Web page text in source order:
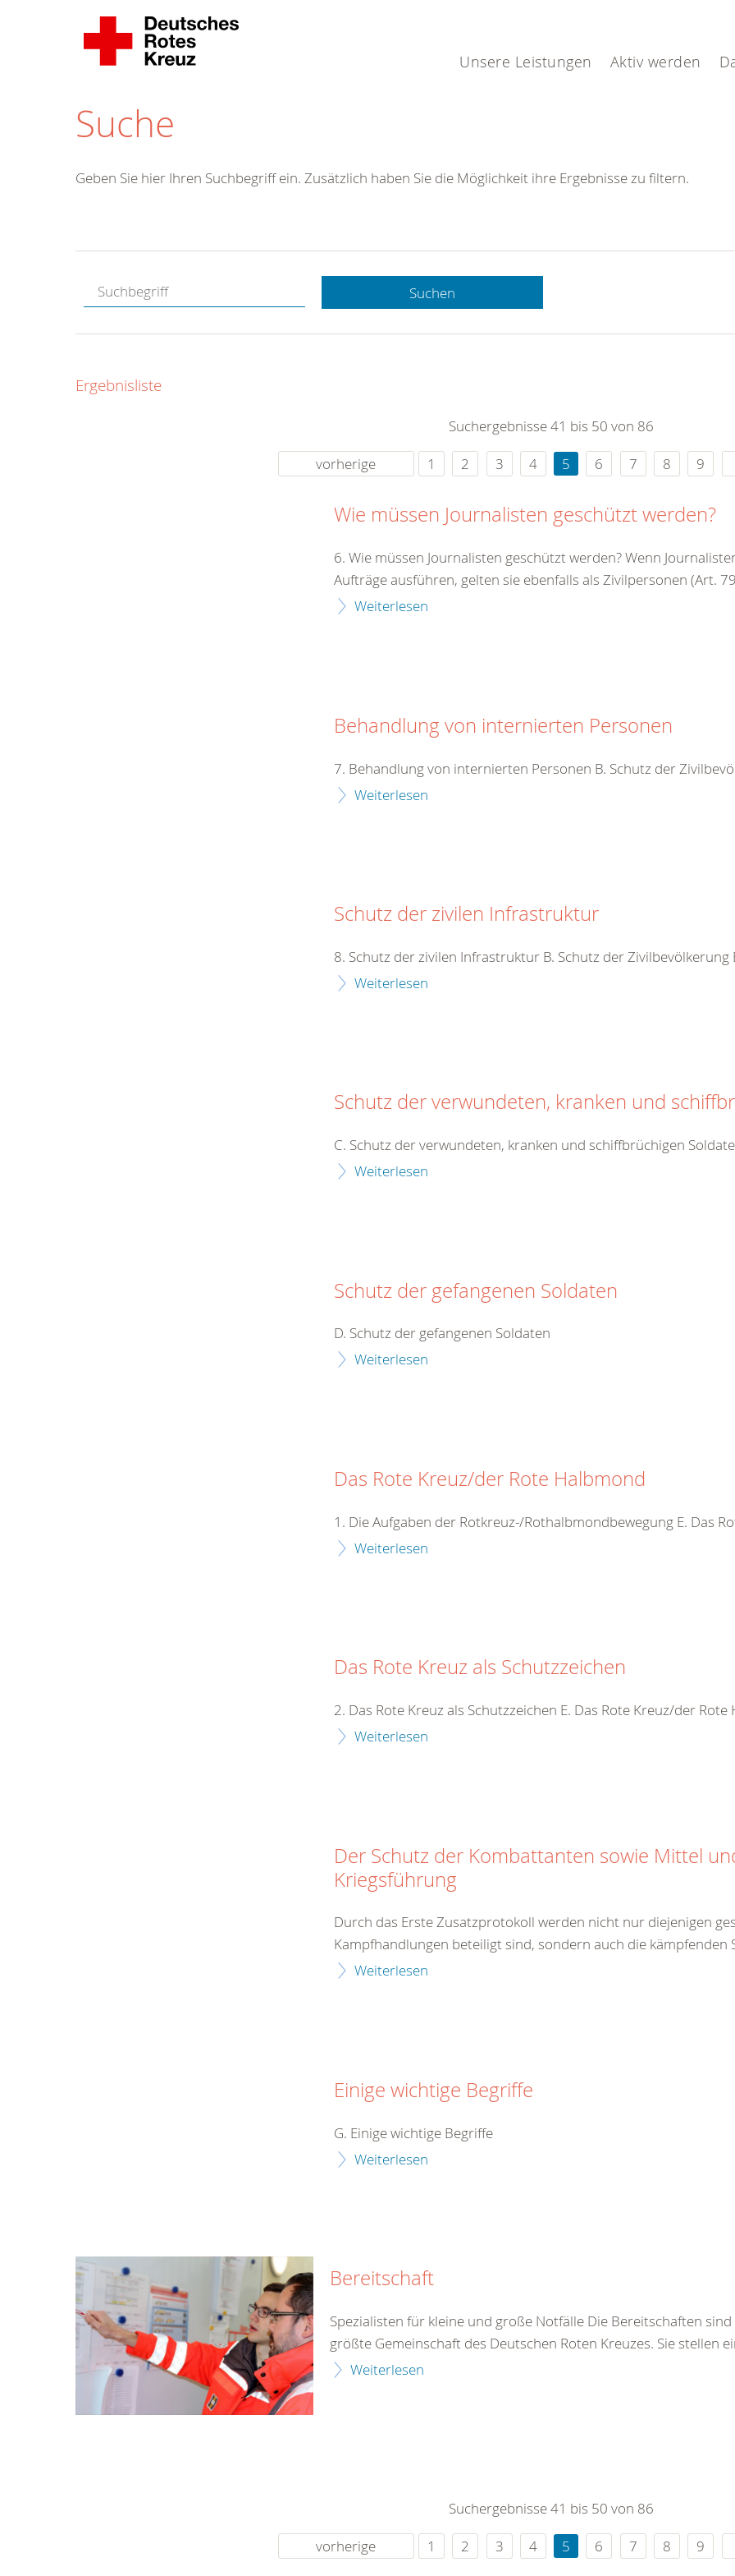
Unsere Leistungen Aktiv werden
Suche
Hotline.
gerne.
rund um die Uhr
Geben Sie hier Ihren Suchbegriff ein. Zusätzlich haben Sie die Möglichkeit ihre Ergebnisse zu filtern.
Suchen
Ergebnisliste
Suchergebnisse 41 bis 50 von 86
vorherige
1 2 3 4 5 6 7 8 9
Wie müssen Journalisten geschützt werden?
6. Wie müssen Journalisten geschützt werden? Wenn
Aufträge ausführen, gelten sie ebenfalls als Zivilpersonen (Art.
Weiterlesen
Behandlung von internierten Personen
7. Behandlung von internierten Personen B. Schutz der
Weiterlesen
Schutz der zivilen Infrastruktur
8. Schutz der zivilen Infrastruktur B. Schutz der
Weiterlesen
Schutz der verwundeten, kranken und
C. Schutz der verwundeten, kranken und schiffbrüchigen
Weiterlesen
Schutz der gefangenen Soldaten
D. Schutz der gefangenen Soldaten
Weiterlesen
Das Rote Kreuz/der Rote Halbmond
1. Die Aufgaben der Rotkreuz-/Rothalbmondbewegung E. Das
Weiterlesen
Das Rote Kreuz als Schutzzeichen
2. Das Rote Kreuz als Schutzzeichen E. Das Rote Kreuz/der
Weiterlesen
Der Schutz der Kombattanten sowie Mittel
Kriegsführung
Durch das Erste Zusatzprotokoll werden nicht nur diejenigen
Kampfhandlungen beteiligt sind, sondern auch die kämpfenden
Weiterlesen
Einige wichtige Begriffe
G. Einige wichtige Begriffe
Weiterlesen
Bereitschaft
Spezialisten für kleine und große Notfälle Die Bereitschaften
größte Gemeinschaft des Deutschen Roten Kreuzes. Sie stellen
Weiterlesen
Suchergebnisse 41 bis 50 von 86
vorherige
1 2 3 4 5 6 7 8 9